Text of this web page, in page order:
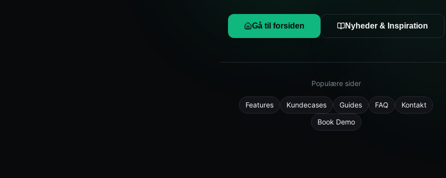
Gå til forsiden Nyheder & Inspiration
Populære sider
Features Kundecases Guides FAQ
Kontakt
Book Demo